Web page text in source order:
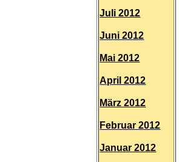
Juli 2012
Juni 2012
Mai 2012
April 2012
März 2012
Februar 2012
Januar 2012